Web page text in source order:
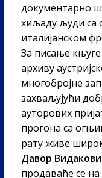
документарно
хиљаду људи са
италијанском
За писање
архиву
многобројне
захваљујући
ауторових
прогона са
рату живе
Давор
продаваће се